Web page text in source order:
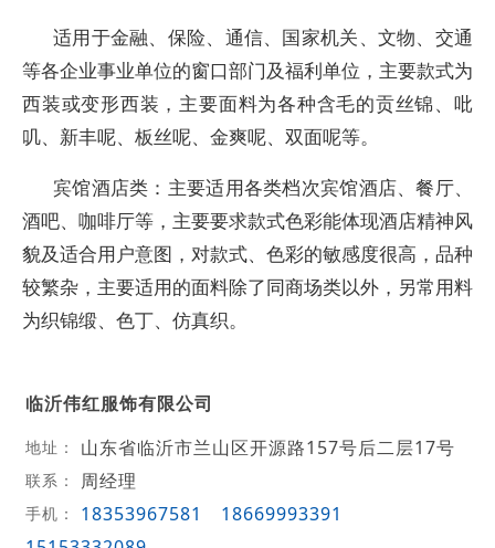
适用于金融、保险、通信、国家机关、文物、交通
等各企业事业单位的窗口部门及福利单位，主要款式为
西装或变形西装，主要面料为各种含毛的贡丝锦、吡
叽、新丰呢、板丝呢、金爽呢、双面呢等。
宾馆酒店类：主要适用各类档次宾馆酒店、餐厅、
酒吧、咖啡厅等，主要要求款式色彩能体现酒店精神风
貌及适合用户意图，对款式、色彩的敏感度很高，品种
较繁杂，主要适用的面料除了同商场类以外，另常用料
为织锦缎、色丁、仿真织。
临沂伟红服饰有限公司
地址： 山东省临沂市兰山区开源路157号后二层17号
联系： 周经理
手机： 18353967581
18669993391